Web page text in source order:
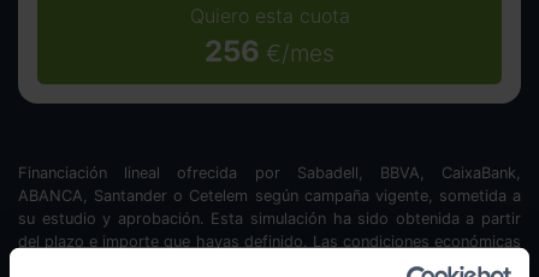
Quiero esta cuota
256 €/mes
Financiación lineal ofrecida por Sabadell, BBVA, CaixaBank,
ABANCA, Santander o Cetelem según campaña vigente, sometida a
su estudio y aprobación. Esta simulación ha sido obtenida a partir
del plazo e importe que hayas definido. Las condiciones económicas
se actualizarán en cada simulación. Oferta válida hasta el